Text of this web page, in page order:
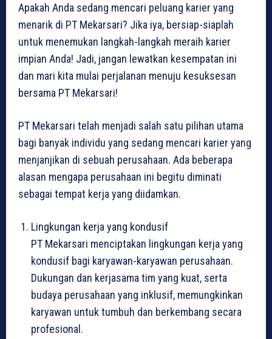
Apakah Anda sedang mencari peluang karier yang
menarik di PT Mekarsari? Jika iya, bersiap-siaplah
untuk menemukan langkah-langkah meraih karier
impian Anda! Jadi, jangan lewatkan kesempatan ini
dan mari kita mulai perjalanan menuju kesuksesan
bersama PT Mekarsari!
PT Mekarsari telah menjadi salah satu pilihan utama
bagi banyak individu yang sedang mencari karier yang
menjanjikan di sebuah perusahaan. Ada beberapa
alasan mengapa perusahaan ini begitu diminati
sebagai tempat kerja yang diidamkan.
Lingkungan kerja yang kondusif
PT Mekarsari menciptakan lingkungan kerja yang
kondusif bagi karyawan-karyawan perusahaan.
Dukungan dan kerjasama tim yang kuat, serta
budaya perusahaan yang inklusif, memungkinkan
karyawan untuk tumbuh dan berkembang secara
profesional.